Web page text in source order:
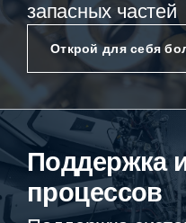
запасных частей
Открой для себя
Поддержка
процессов